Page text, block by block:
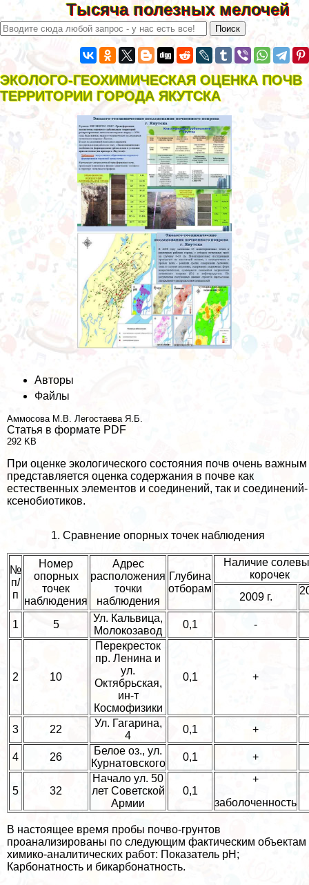
Тысяча полезных мелочей
ЭКОЛОГО-ГЕОХИМИЧЕСКАЯ ОЦЕНКА ПОЧВ
ТЕРРИТОРИИ ГОРОДА ЯКУТСКА
Авторы
Файлы
Аммосова М.В. Легостаева Я.Б.
Статья в формате PDF
292 KB
При оценке экологического состояния почв очень важным
представляется оценка содержания в почве как
естественных элементов и соединений, так и соединений-
ксенобиотиков.
1. Сравнение опopных точек наблюдения
№
п/
п
Номер
опopных
точек
наблюдения
Адрес
расположения
точки
наблюдения
Глубина
отборам
Наличие
корочек
2009 г.
1 5
Ул. Кальвица,
Молокозавод
0,1 -
2 10
Перекресток
пр. Ленина и
ул.
Октябрьская,
ин-т
Космофизики
0,1 +
3 22
Ул. Гагарина,
4
0,1 +
4 26
Белое оз., ул.
Курнатовского
0,1 +
5 32
Начало ул. 50
лет Советской
Армии
0,1
+
заболоченность
В настоящее время пробы почво-грунтов
проанализированы по следующим фактическим объектам
химико-аналитических работ: Показатель pH;
Карбонатность и бикарбонатность.